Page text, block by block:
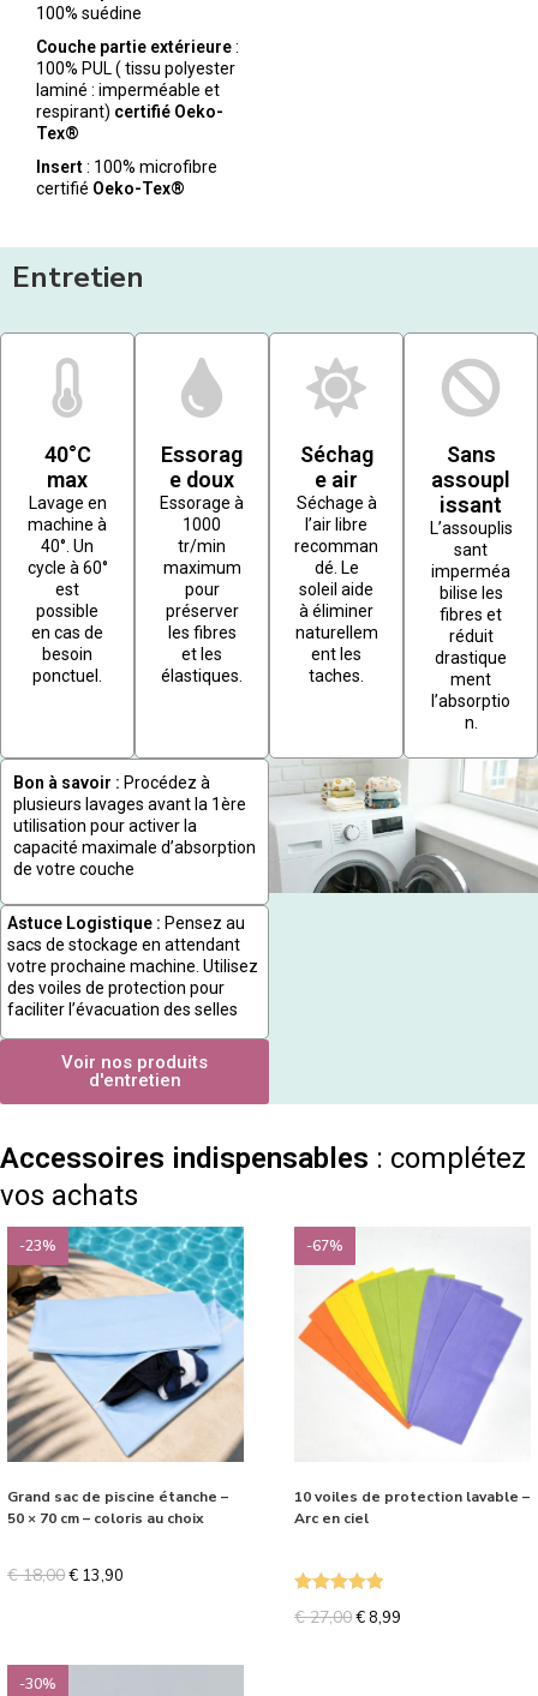
100% suédine
Couche partie extérieure:
100% PUL ( tissu polyester
laminé : imperméable et
respirant) certifié Oeko-
Tex®
Insert: 100% microfibre
certifié Oeko-Tex®
Entretien
40°C
max
Lavage en
machine à
40°. Un
cycle à 60°
est
possible
en cas de
besoin
ponctuel.
Essorag
e doux
Essorage à
1000
tr/min
maximum
pour
préserver
les fibres
et les
élastiques.
Séchag
e air
Séchage à
l’air libre
recomman
dé. Le
soleil aide
à éliminer
naturellem
ent les
taches.
Sans
assoupl
issant
L’assouplis
sant
imperméa
bilise les
fibres et
réduit
drastique
ment
l’absorptio
n.
Bon à savoir : Procédez à
plusieurs lavages avant la 1ère
utilisation pour activer la
capacité maximale d’absorption
de votre couche
Astuce Logistique : Pensez au
sacs de stockage en attendant
votre prochaine machine. Utilisez
des voiles de protection pour
faciliter l’évacuation des selles
Voir nos produits
d'entretien
Accessoires indispensables : complétez
vos achats
-23%
Grand sac de piscine étanche –
50 × 70 cm – coloris au choix
€18,00€ 13,90
-67%
10 voiles de protection lavable –
Arc en ciel
€27,00€ 8,99
-30%